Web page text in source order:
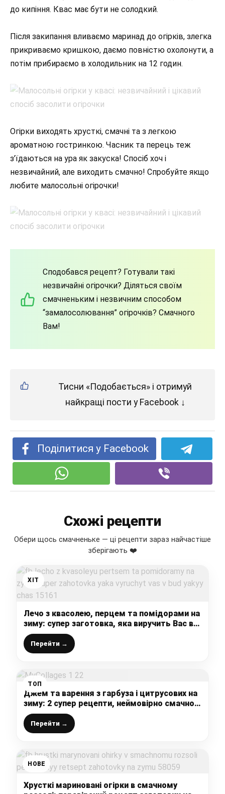
до кипіння. Квас має бути не солодкий.
Після закипання вливаємо маринад до огірків, злегка
прикриваємо кришкою, даємо повністю охолонути, а
потім прибираємо в холодильник на 12 годин.
Огірки виходять хрусткі, смачні та з легкою
ароматною гостринкою. Часник та перець теж
з’їдаються на ура як закуска! Спосіб хоч і
незвичайний, але виходить смачно! Спробуйте якщо
любите малосольні огірочки!
Сподобався рецепт? Готували такі
незвичайні огірочки? Діляться своїм
смачненьким і незвичним способом
“замалосолювання” огірочків? Смачного
Вам!
Тисни «Подобається» і отримуй
найкращі пости у Facebook ↓
Поділитися у Facebook
Схожі рецепти
Обери щось смачненьке — ці рецепти зараз найчастіше
зберігають ❤️
ХІТ
Лечо з квасолею, перцем та помідорами на
зиму: супер заготовка, яка виручить Вас в
будь-який час
Перейти →
ТОП
Джем та варення з гарбуза і цитрусових на
зиму: 2 супер рецепти, неймовірно смачно
виходить, джем густенький для випічки
просто ідеально
Перейти →
НОВЕ
Хрусткі мариновані огірки в смачному